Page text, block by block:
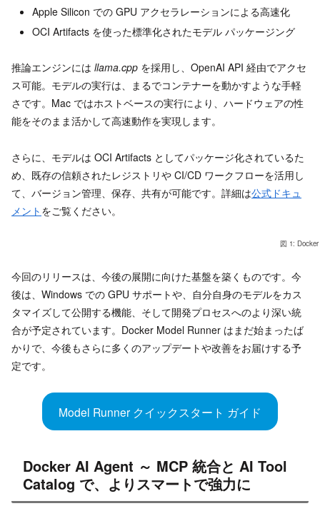
Apple Silicon での GPU アクセラレーションによる高速化
OCI Artifacts を使った標準化されたモデル パッケージング
推論エンジンには llama.cpp を採用し、OpenAI API 経由でアクセ
ス可能。モデルの実行は、まるでコンテナーを動かすような手軽
さです。Mac ではホストベースの実行により、ハードウェアの性
能をそのまま活かして高速動作を実現します。
さらに、モデルは OCI Artifacts としてパッケージ化されているた
め、既存の信頼されたレジストリや CI/CD ワークフローを活用し
て、バージョン管理、保存、共有が可能です。詳細は公式ドキュ
メント をご覧ください。
図 1:
今回のリリースは、今後の展開に向けた基盤を築くものです。今
後は、Windows での GPU サポートや、自分自身のモデルをカス
タマイズして公開する機能、そして開発プロセスへのより深い統
合が予定されています。Docker Model Runner はまだ始まったば
かりで、今後もさらに多くのアップデートや改善をお届けする予
定です。
Model Runner クイックスタート ガイド
Docker AI Agent ～ MCP 統合と AI Tool
Catalog で、よりスマートで強力に